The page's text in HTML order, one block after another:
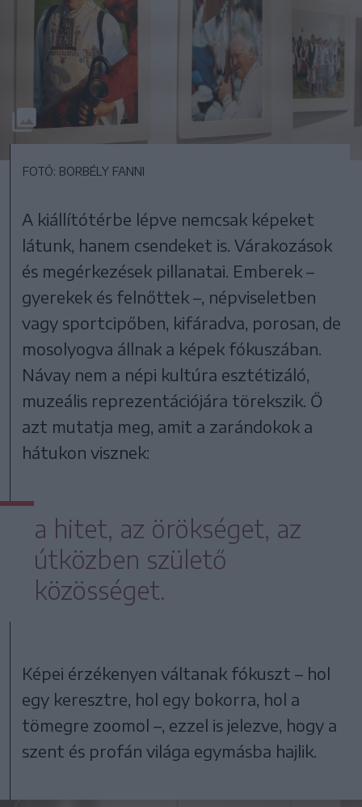
FOTÓ: BORBÉLY FANNI
A kiállítótérbe lépve nemcsak képeket
látunk, hanem csendeket is. Várakozások
és megérkezések pillanatai. Emberek –
gyerekek és felnőttek –, népviseletben
vagy sportcipőben, kifáradva, porosan, de
mosolyogva állnak a képek fókuszában.
Návay nem a népi kultúra esztétizáló,
muzeális reprezentációjára törekszik. Ő
azt mutatja meg, amit a zarándokok a
hátukon visznek:
a hitet, az örökséget, az
útközben születő
közösséget.
Képei érzékenyen váltanak fókuszt – hol
egy keresztre, hol egy bokorra, hol a
tömegre zoomol –, ezzel is jelezve, hogy a
szent és profán világa egymásba hajlik.